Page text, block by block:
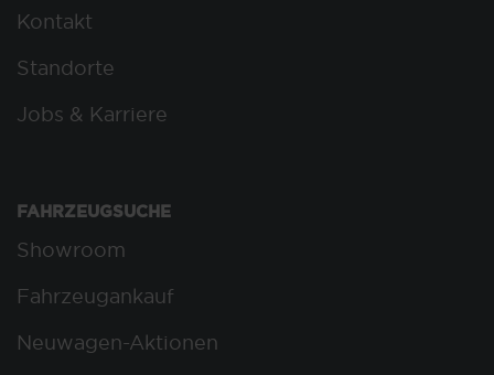
Kontakt
Standorte
Jobs & Karriere
FAHRZEUGSUCHE
Showroom
Fahrzeugankauf
Neuwagen-Aktionen